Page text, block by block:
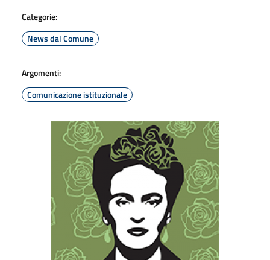
Categorie:
News dal Comune
Argomenti:
Comunicazione istituzionale